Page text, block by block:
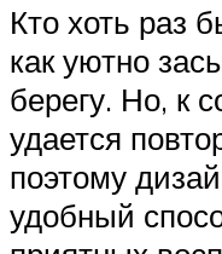
Кто хоть раз
как уютно
берегу. Но, к
удается
поэтому
удобный